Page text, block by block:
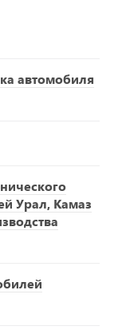
автомобиля
Урал, Камаз